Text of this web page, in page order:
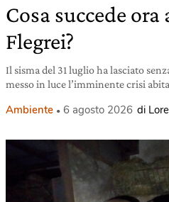
Cosa succede
Flegrei?
Il sisma del 31 luglio ha lasciato
messo in luce l’imminente crisi
Ambiente 6 agosto 2026 di